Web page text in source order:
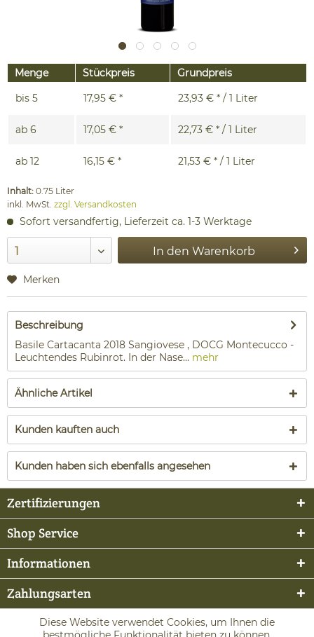
Menge Stückpreis
Grundpreis
bis 5 17,95 € * 23,93 € * / 1 Liter
ab 6 17,05 € * 22,73 € * / 1 Liter
ab 12 16,15 € * 21,53 € * / 1 Liter
Inhalt: 0.75 Liter
inkl. MwSt. zzgl. Versandkosten
Sofort versandfertig, Lieferzeit ca. 1-3 Werktage
In den Warenkorb
Merken
Beschreibung
Basile Cartacanta 2018 Sangiovese , DOCG Montecucco -
Leuchtendes Rubinrot. In der Nase... mehr
Ähnliche Artikel
Kunden kauften auch
Kunden haben sich ebenfalls angesehen
Zertifizierungen
Shop Service
Informationen
Zahlungsarten
Diese Website verwendet Cookies, um Ihnen die